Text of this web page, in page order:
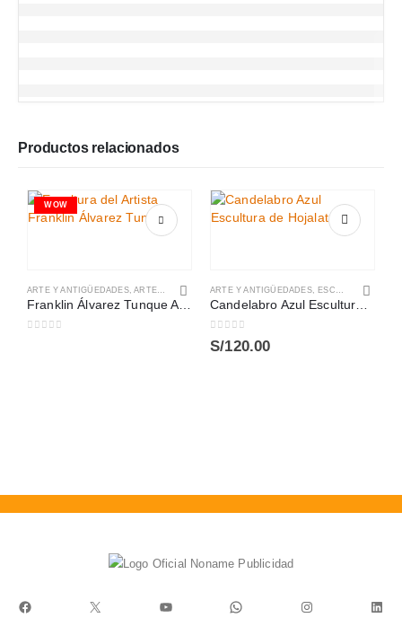
Productos relacionados
WOW
ARTE Y ANTIGÜEDADES,ARTE, LIBRERÍA Y MERCERÍA ARTE Y ANTIGÜEDADES, ESCULTURAS
0out of 5
S/120.00
Facebook X YouTube WhatsApp Instagram